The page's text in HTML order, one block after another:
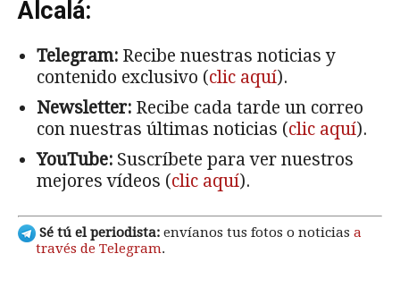
Alcalá:
Telegram: Recibe nuestras noticias y
contenido exclusivo (clic aquí).
Newsletter: Recibe cada tarde un correo
con nuestras últimas noticias (clic aquí).
YouTube: Suscríbete para ver nuestros
mejores vídeos (clic aquí).
Sé tú el periodista: envíanos tus fotos o noticias a
través de Telegram.